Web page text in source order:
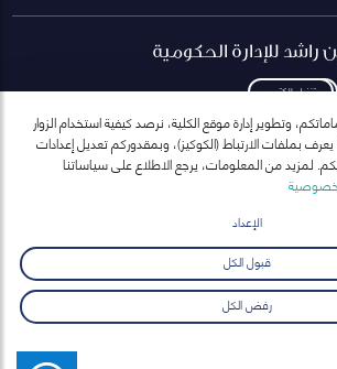
للإدارة الحكومية
تنزيل الكتيب
ارسال
وتطوير إدارة موقع الكلية، نرصد كيفية استخدام الزوار
بملفات الارتباط (الكوكيز)، وبمقدوركم تعديل إعدادات
لمزيد من المعلومات، يرجع الاطلاع على سياساتنا
الإعداد
قبول الكل
رفض الكل